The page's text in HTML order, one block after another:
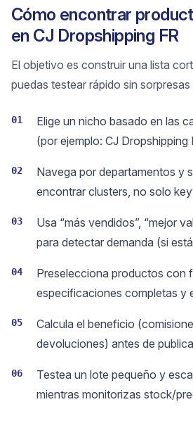
Cómo encontrar
en CJ Dropshipping FR
El objetivo es construir una lista
puedas testear rápido sin sorpresas
01
Elige un nicho basado en las
(por ejemplo: CJ Dropshipping
02
Navega por departamentos y
encontrar clusters, no solo
03
Usa “más vendidos”, “mejor
para detectar demanda (si
04
Preselecciona productos con
especificaciones completas y
05
Calcula el beneficio
devoluciones) antes de
06
Testea un lote pequeño y
mientras monitorizas stock/